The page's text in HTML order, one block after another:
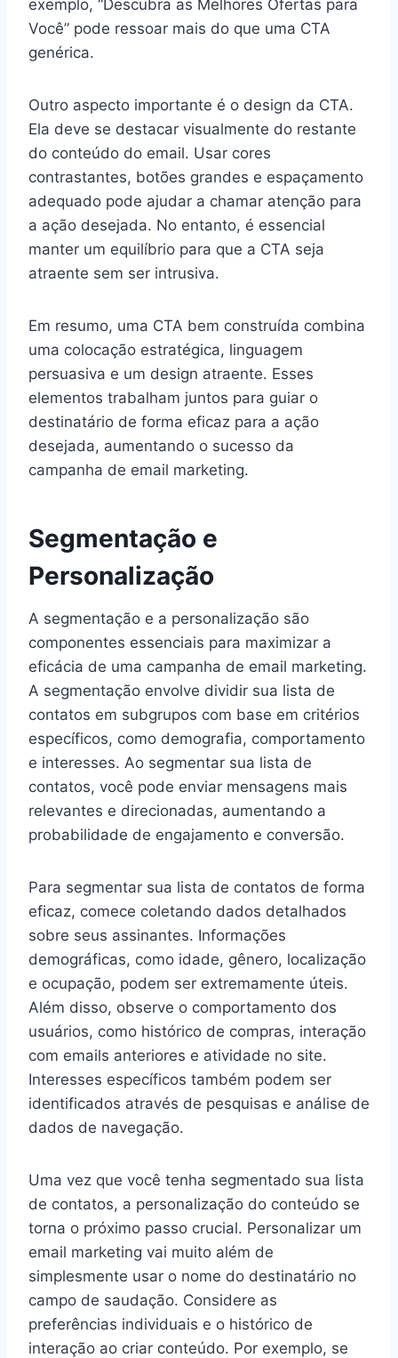
exemplo, “Descubra as Melhores Ofertas para
Você” pode ressoar mais do que uma CTA
genérica.
Outro aspecto importante é o design da CTA.
Ela deve se destacar visualmente do restante
do conteúdo do email. Usar cores
contrastantes, botões grandes e espaçamento
adequado pode ajudar a chamar atenção para
a ação desejada. No entanto, é essencial
manter um equilíbrio para que a CTA seja
atraente sem ser intrusiva.
Em resumo, uma CTA bem construída combina
uma colocação estratégica, linguagem
persuasiva e um design atraente. Esses
elementos trabalham juntos para guiar o
destinatário de forma eficaz para a ação
desejada, aumentando o sucesso da
campanha de email marketing.
Segmentação e
Personalização
A segmentação e a personalização são
componentes essenciais para maximizar a
eficácia de uma campanha de email marketing.
A segmentação envolve dividir sua lista de
contatos em subgrupos com base em critérios
específicos, como demografia, comportamento
e interesses. Ao segmentar sua lista de
contatos, você pode enviar mensagens mais
relevantes e direcionadas, aumentando a
probabilidade de engajamento e conversão.
Para segmentar sua lista de contatos de forma
eficaz, comece coletando dados detalhados
sobre seus assinantes. Informações
demográficas, como idade, gênero, localização
e ocupação, podem ser extremamente úteis.
Além disso, observe o comportamento dos
usuários, como histórico de compras, interação
com emails anteriores e atividade no site.
Interesses específicos também podem ser
identificados através de pesquisas e análise de
dados de navegação.
Uma vez que você tenha segmentado sua lista
de contatos, a personalização do conteúdo se
torna o próximo passo crucial. Personalizar um
email marketing vai muito além de
simplesmente usar o nome do destinatário no
campo de saudação. Considere as
preferências individuais e o histórico de
interação ao criar conteúdo. Por exemplo, se